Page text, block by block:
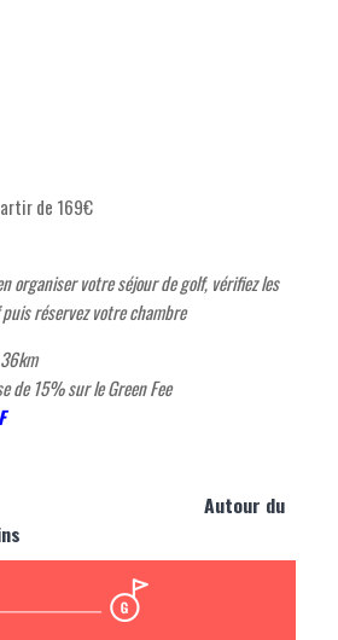
de 169€
organiser votre séjour de golf, vérifiez les
réservez votre chambre
de 15% sur le Green Fee
Autour du